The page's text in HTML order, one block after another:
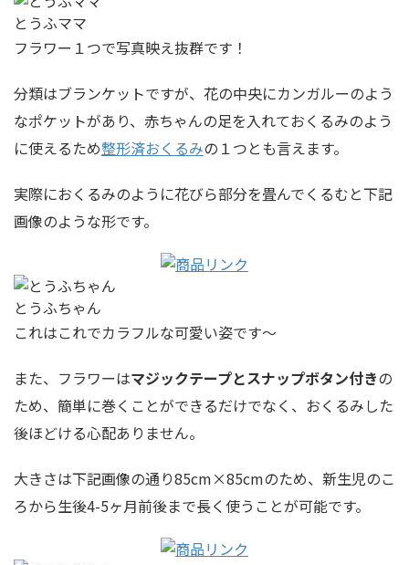
とうふママ
フラワー１つで写真映え抜群です！
分類はブランケットですが、花の中央にカンガルーのよう
なポケットがあり、赤ちゃんの足を入れておくるみのよう
に使えるため整形済おくるみの１つとも言えます。
実際におくるみのように花びら部分を畳んでくるむと下記
画像のような形です。
とうふちゃん
これはこれでカラフルな可愛い姿です〜
また、フラワーはマジックテープとスナップボタン付きの
ため、簡単に巻くことができるだけでなく、おくるみした
後ほどける心配ありません。
大きさは下記画像の通り85cm×85cmのため、新生児のこ
ろから生後4-5ヶ月前後まで長く使うことが可能です。